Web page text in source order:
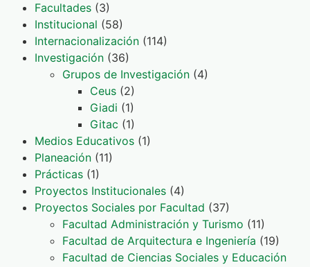
Facultades (3)
Institucional (58)
Internacionalización (114)
Investigación (36)
Grupos de Investigación (4)
Ceus (2)
Giadi (1)
Gitac (1)
Medios Educativos (1)
Planeación (11)
Prácticas (1)
Proyectos Institucionales (4)
Proyectos Sociales por Facultad (37)
Facultad Administración y Turismo (11)
Facultad de Arquitectura e Ingeniería (19)
Facultad de Ciencias Sociales y Educación